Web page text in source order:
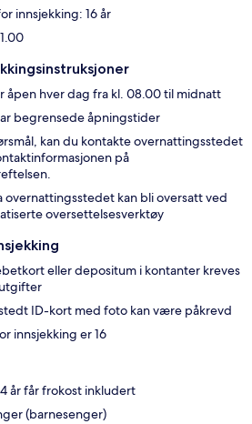
innsjekking: 16 år
åpen hver dag fra kl. 08.00 til midnatt
begrensede åpningstider
kan du kontakte overnattingsstedet
på
overnattingsstedet kan bli oversatt ved
oversettelsesverktøy
eller depositum i kontanter kreves
ID-kort med foto kan være påkrevd
innsjekking er 16
år får frokost inkludert
(barnesenger)